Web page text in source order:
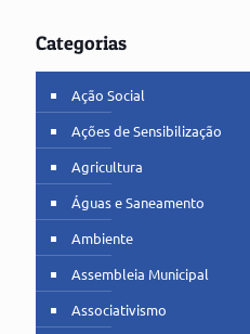
Categorias
Ação Social
Ações de Sensibilização
Agricultura
Águas e Saneamento
Ambiente
Assembleia Municipal
Associativismo